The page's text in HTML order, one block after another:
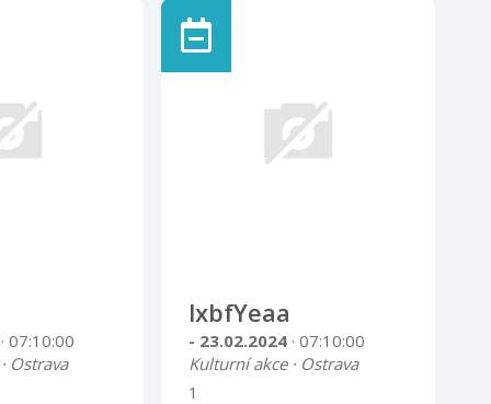
· 07:10:00
Ostrava
lxbfYeaa
- 23.02.2024 · 07:10:00
Kulturní akce · Ostrava
1